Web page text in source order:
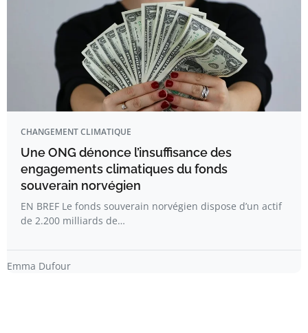
CHANGEMENT CLIMATIQUE
Une ONG dénonce l’insuffisance des
engagements climatiques du fonds
souverain norvégien
EN BREF Le fonds souverain norvégien dispose d’un actif
de 2.200 milliards de…
Emma Dufour